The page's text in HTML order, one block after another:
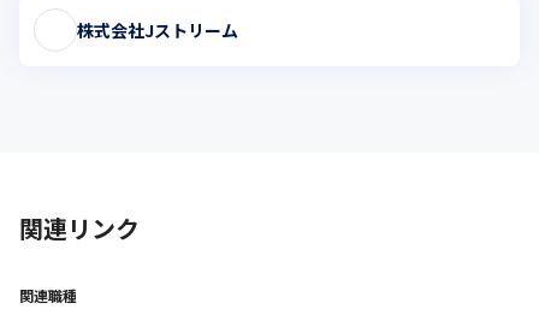
株式会社Jストリーム
関連リンク
関連職種